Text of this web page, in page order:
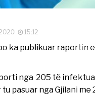
15:12
ka publikuar raportin
nga 205 të
pasuar nga Gjilani me